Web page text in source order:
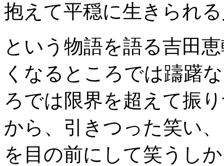
抱えて平穏に生きられ
という物語を語る吉田
くなるところでは躊躇
ろでは限界を超えて振
から、引きつった笑い
を目の前にして笑うし